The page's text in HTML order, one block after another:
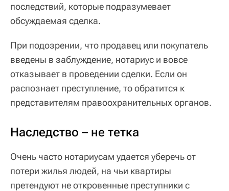
последствий, которые подразумевает
обсуждаемая сделка.
При подозрении, что продавец или покупатель
введены в заблуждение, нотариус и вовсе
отказывает в проведении сделки. Если он
распознает преступление, то обратится к
представителям правоохранительных органов.
Наследство – не тетка
Очень часто нотариусам удается уберечь от
потери жилья людей, на чьи квартиры
претендуют не откровенные преступники с